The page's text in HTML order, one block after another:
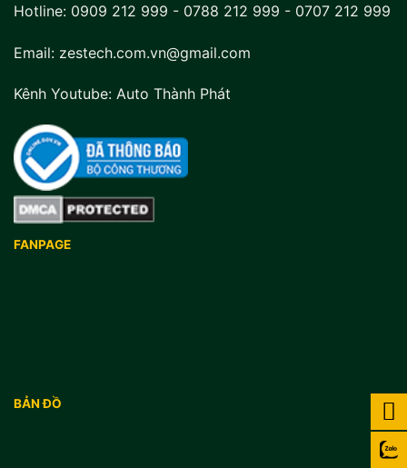
Hotline: 0909 212 999 - 0788 212 999 - 0707 212 999
Email: zestech.com.vn@gmail.com
Kênh Youtube: Auto Thành Phát
FANPAGE
BẢN ĐỒ